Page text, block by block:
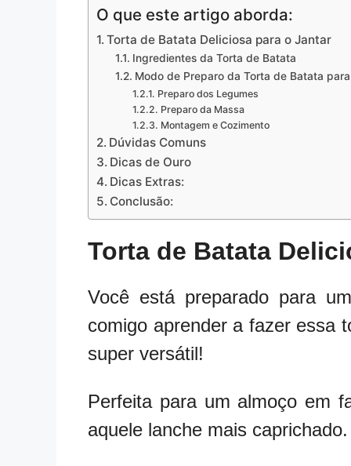
O que este artigo aborda:
Torta de Batata Deliciosa para o Jantar
Ingredientes da Torta de Batata
Modo de Preparo da Torta de Batata
Preparo dos Legumes
Preparo da Massa
Montagem e Cozimento
Dúvidas Comuns
Dicas de Ouro
Dicas Extras:
Conclusão:
Torta de Batata
Você está preparado para
comigo aprender a fazer essa
super versátil!
Perfeita para um almoço em
aquele lanche mais caprichado.